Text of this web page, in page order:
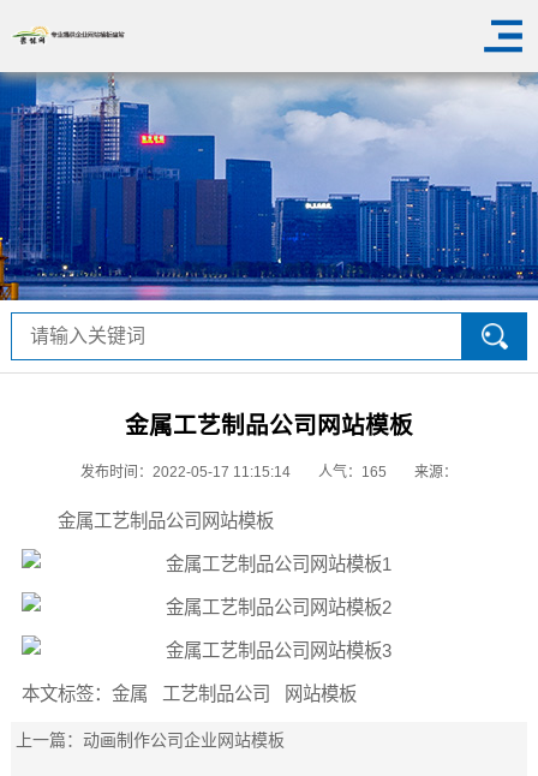
金属工艺制品公司网站模板
发布时间：2022-05-17 11:15:14 人气： 165 来源：
金属工艺制品公司网站模板
本文标签： 金属 工艺制品公司 网站模板
上一篇：动画制作公司企业网站模板